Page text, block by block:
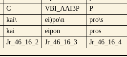
C VBI_AAI3P
P
kai\ ei)po\n
pro\s
kai eipon
pros
Jr_46_16_2 Jr_46_16_3 Jr_46_16_4